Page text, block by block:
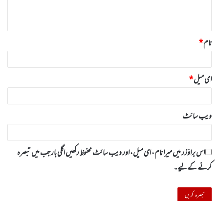
نام*
ای میل*
ویب‌ سائٹ
اس براؤزر میں میرا نام، ای میل، اور ویب سائٹ محفوظ رکھیں اگلی بار جب میں تبصرہ
کرنے کےلیے۔